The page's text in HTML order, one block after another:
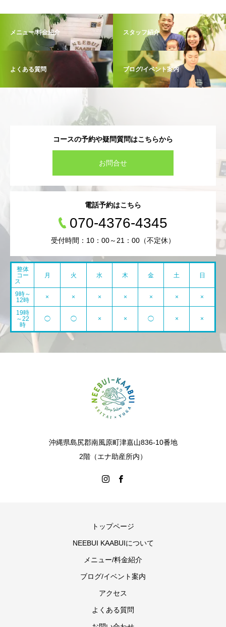
メニュー/料金紹介 スタッフ紹介
よくある質問 ブログ/イベント案内
コースの予約や疑問質問はこちらから
お問合せ
電話予約はこちら
070-4376-4345
受付時間：10：00～21：00（不定休）
整体
コー
ス
月 火 水 木 金 土 日
9時～
12時
× × × × × × ×
19時
～22
時
◯ ◯ × × ◯ × ×
沖縄県島尻郡南風原町津嘉山836-10番地
2階（エナ助産所内）
トップページ
NEEBUI KAABUIについて
メニュー/料金紹介
ブログ/イベント案内
アクセス
よくある質問